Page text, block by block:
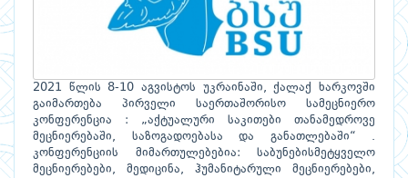
2021 წლის 8-10 აგვისტოს უკრაინაში, ქალაქ ხარკოვში
გაიმართება პირველი საერთაშორისო სამეცნიერო
კონფერენცია : „აქტუალური საკითები თანამედროვე
მეცნიერებაში, საზოგადოებასა და განათლებაში“ .
კონფერენციის მიმართულებებია: საბუნებისმეტყველო
მეცნიერებები, მედიცინა, ჰუმანიტარული მეცნიერებები,